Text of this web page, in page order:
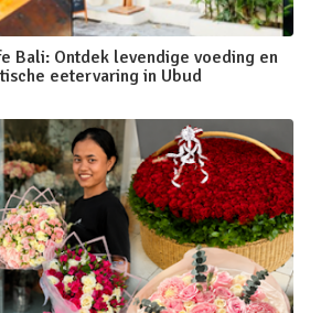
Bali: Ontdek levendige voeding en
eetervaring in Ubud